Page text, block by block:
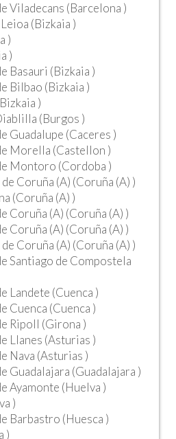
Viladecans (Barcelona )
(Bizkaia )
)
)
Basauri (Bizkaia )
Bilbao (Bizkaia )
)
(Burgos )
Guadalupe (Caceres )
Morella (Castellon )
Montoro (Cordoba )
Coruña (A) (Coruña (A) )
(Coruña (A) )
Coruña (A) (Coruña (A) )
Coruña (A) (Coruña (A) )
Coruña (A) (Coruña (A) )
Santiago de Compostela
Landete (Cuenca )
Cuenca (Cuenca )
Ripoll (Girona )
Llanes (Asturias )
Nava (Asturias )
Guadalajara (Guadalajara )
Ayamonte (Huelva )
)
Barbastro (Huesca )
)